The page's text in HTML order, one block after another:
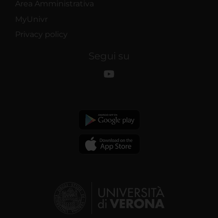
Area Amministrativa
MyUnivr
Privacy policy
Segui su